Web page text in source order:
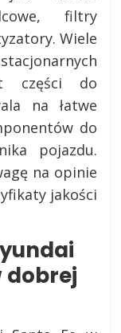
filtry
Wiele
części do
na łatwe
do
pojazdu.
na opinie
jakości
dobrej